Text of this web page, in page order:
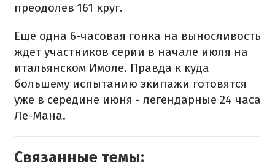
преодолев 161 круг.
Еще одна 6-часовая гонка на выносливость
ждет участников серии в начале июля на
итальянском Имоле. Правда к куда
большему испытанию экипажи готовятся
уже в середине июня - легендарные 24 часа
Ле-Мана.
Связанные темы: